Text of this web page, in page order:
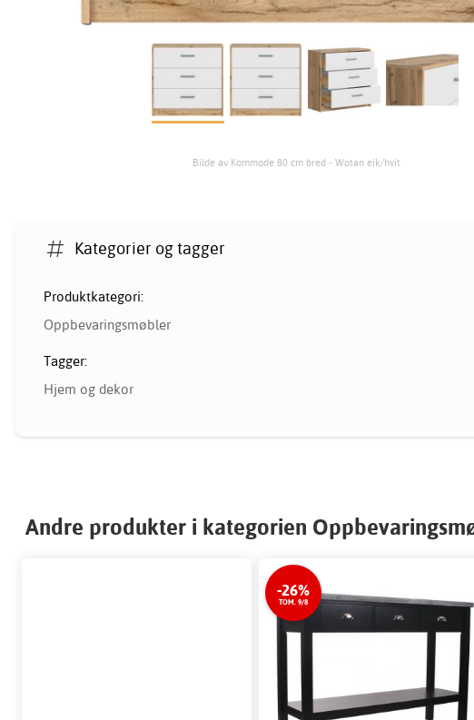
Bilde av Kommode 80 cm bred - Wotan eik/hvit
Kategorier og tagger
Produktkategori:
Oppbevaringsmøbler
Tagger:
Hjem og dekor
Andre produkter i kategorien
-26%
TOM. 9/8